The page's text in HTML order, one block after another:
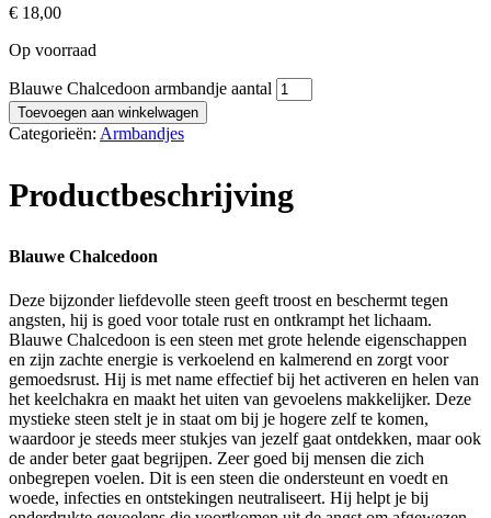
€ 18,00
Op voorraad
Blauwe Chalcedoon armbandje aantal
Toevoegen aan winkelwagen
Categorieën: Armbandjes
Productbeschrijving
Blauwe Chalcedoon
Deze bijzonder liefdevolle steen geeft troost en beschermt tegen
angsten, hij is goed voor totale rust en ontkrampt het lichaam.
Blauwe Chalcedoon is een steen met grote helende eigenschappen
en zijn zachte energie is verkoelend en kalmerend en zorgt voor
gemoedsrust. Hij is met name effectief bij het activeren en helen van
het keelchakra en maakt het uiten van gevoelens makkelijker. Deze
mystieke steen stelt je in staat om bij je hogere zelf te komen,
waardoor je steeds meer stukjes van jezelf gaat ontdekken, maar ook
de ander beter gaat begrijpen. Zeer goed bij mensen die zich
onbegrepen voelen. Dit is een steen die ondersteunt en voedt en
woede, infecties en ontstekingen neutraliseert. Hij helpt je bij